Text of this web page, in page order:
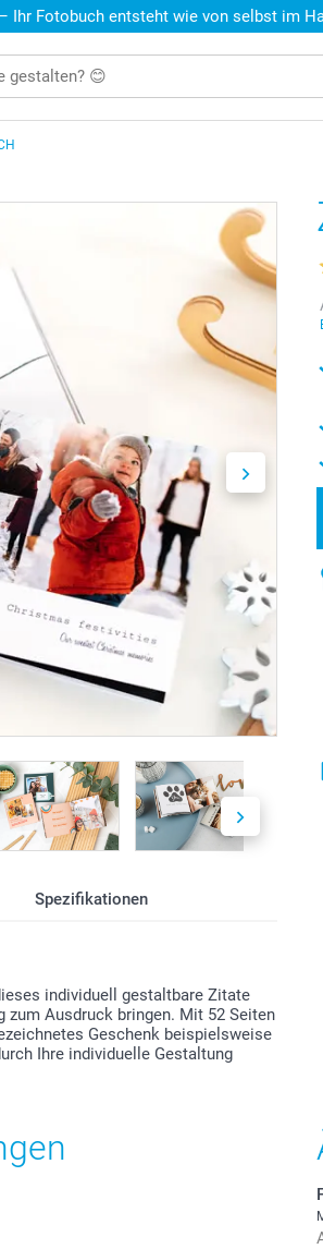
– Ihr Fotobuch entsteht wie von selbst im
Spezifikationen
individuell gestaltbare Zitate
zum Ausdruck bringen. Mit 52 Seiten
Geschenk beispielsweise
Ihre individuelle Gestaltung